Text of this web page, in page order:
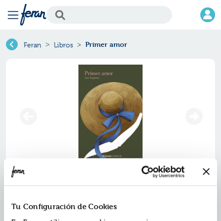
Tu Configuración de Cookies
Feran Libros Primer amor
Ref.ZAZ-0091460